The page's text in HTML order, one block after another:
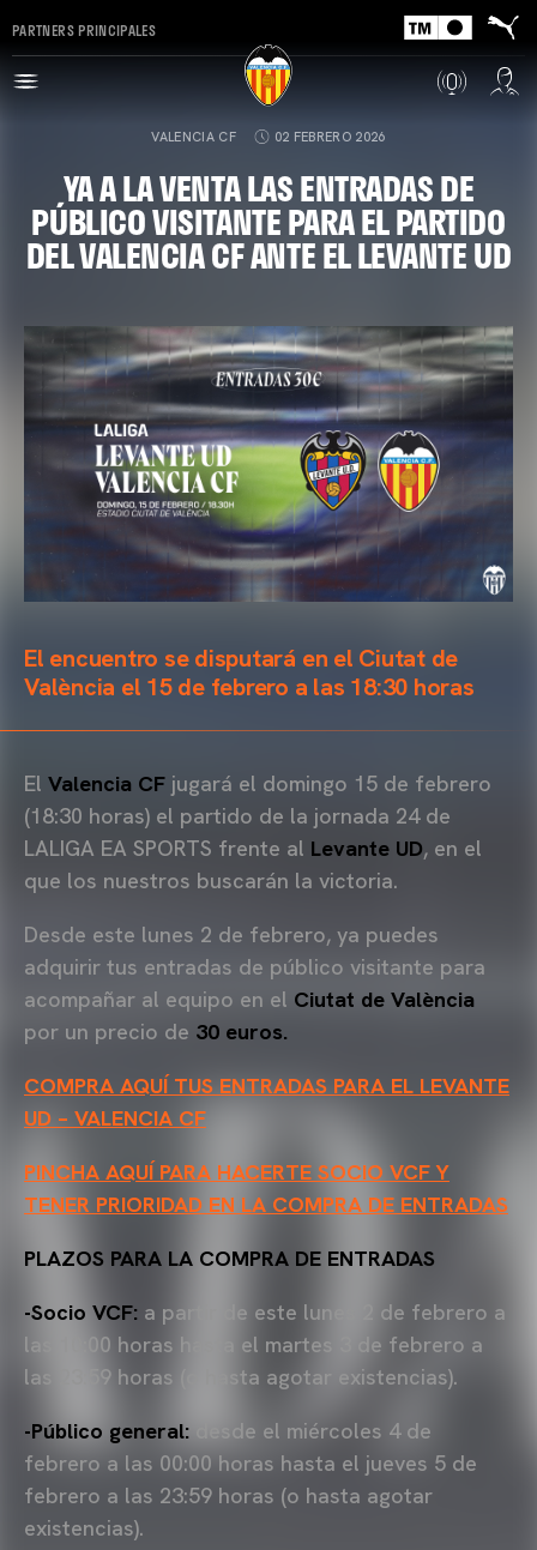
PARTNERS PRINCIPALES
VALENCIA CF 02 FEBRERO 2026
YA A LA VENTA LAS ENTRADAS DE
PÚBLICO VISITANTE PARA EL PARTIDO
DEL VALENCIA CF ANTE EL LEVANTE UD
El encuentro se disputará en el Ciutat de
València el 15 de febrero a las 18:30 horas
El Valencia CF jugará el domingo 15 de febrero
(18:30 horas) el partido de la jornada 24 de
LALIGA EA SPORTS frente al Levante UD, en el
que los nuestros buscarán la victoria.
Desde este lunes 2 de febrero, ya puedes
adquirir tus entradas de público visitante para
acompañar al equipo en el Ciutat de València
por un precio de 30 euros.
COMPRA AQUÍ TUS ENTRADAS PARA EL LEVANTE
UD – VALENCIA CF
PINCHA AQUÍ PARA HACERTE SOCIO VCF Y
TENER PRIORIDAD EN LA COMPRA DE ENTRADAS
PLAZOS PARA LA COMPRA DE ENTRADAS
-Socio VCF: a partir de este lunes 2 de febrero a
las 10:00 horas hasta el martes 3 de febrero a
las 23:59 horas (o hasta agotar existencias).
-Público general:
desde el miércoles 4 de
febrero a las 00:00 horas hasta el jueves 5 de
febrero a las 23:59 horas (o hasta agotar
existencias).